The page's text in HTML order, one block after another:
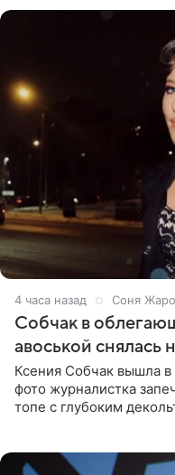
4 часа назад Соня
Собчак в
авоськой снялась
Ксения Собчак вышла
фото журналистка
топе с глубоким